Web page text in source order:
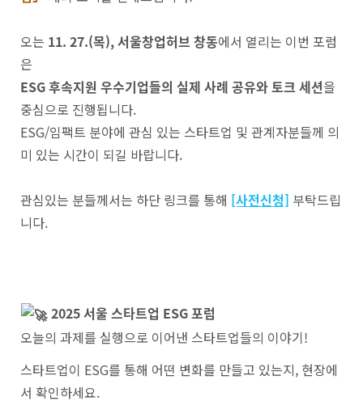
오는 11. 27.(목), 서울창업허브 창동에서 열리는 이번 포럼
은
ESG 후속지원 우수기업들의 실제 사례 공유와 토크 세션을
중심으로 진행됩니다.
ESG/임팩트 분야에 관심 있는 스타트업 및 관계자분들께 의
미 있는 시간이 되길 바랍니다.
관심있는 분들께서는 하단 링크를 통해 [사전신청] 부탁드립
니다.
2025서울 스타트업 ESG포럼
오늘의 과제를 실행으로 이어낸 스타트업들의 이야기!
스타트업이 ESG를 통해 어떤 변화를 만들고 있는지, 현장에
서 확인하세요.